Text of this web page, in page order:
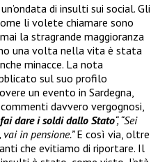
di insulti sui social. Gli
li volete chiamare sono
la stragrande maggioranza
una volta nella vita è stata
minacce. La nota
sul suo profilo
un evento in Sardegna,
davvero vergognosi,
dare i soldi dallo Stato“, “Sei
in pensione.”E così via, oltre
che evitiamo di riportare. Il